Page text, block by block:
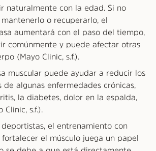
naturalmente con la edad. Si no
o recuperarlo, el
aumentará con el paso del tiempo,
comúnmente y puede afectar otras
(Mayo Clinic, s.f.).
muscular puede ayudar a reducir los
de algunas enfermedades crónicas,
la diabetes, dolor en la espalda,
s.f.).
deportistas, el entrenamiento con
fortalecer el músculo juega un papel